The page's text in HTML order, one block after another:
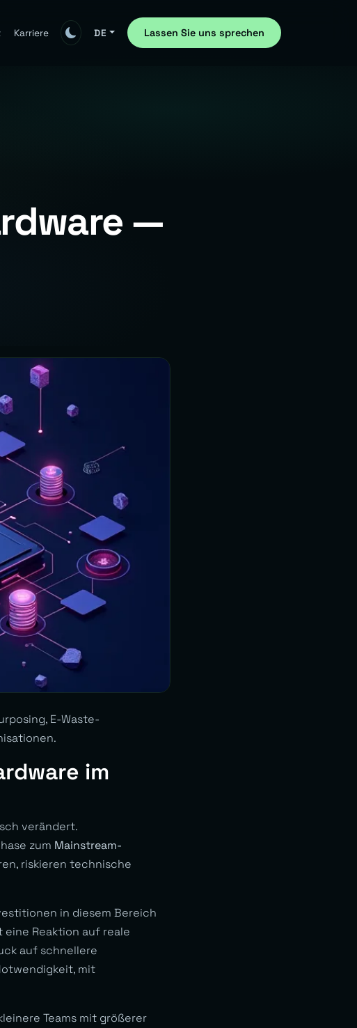
Karriere DE Lassen Sie uns sprechen
—
E-Waste-
im
verändert.
zum Mainstream-
riskieren technische
in diesem Bereich
eine Reaktion auf reale
auf schnellere
mit
Teams mit größerer